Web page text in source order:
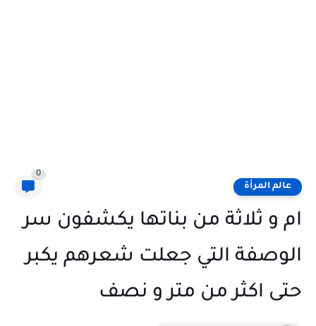
عالم المرأة
0
ام و ثلاثة من بناتها يكشفون سر
الوصفة التي جعلت شعرهم يكبر
حتى اكثر من متر و نصف